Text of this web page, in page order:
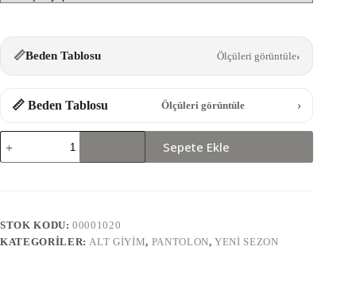
📏Beden Tablosu Ölçüleri görüntüle›
📏 Beden Tablosu Ölçüleri görüntüle ›
8089-
DANTEL
GARNİLİ
Sepete Ekle
STOK KODU:00001020
KATEGORILER:ALT GIYIM, PANTOLON,YENI SEZON